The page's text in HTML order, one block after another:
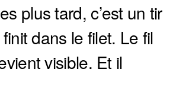
plus tard, c’est un tir
dans le filet. Le fil
visible. Et il